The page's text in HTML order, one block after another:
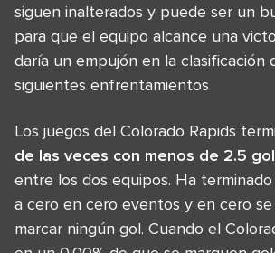
siguen inalterados y puede ser un
para que el equipo alcance una
daría un empujón en la clasificación
siguientes enfrentamientos
Los juegos del Colorado Rapids
de las veces con menos de 2.5
entre los dos equipos. Ha
a cero en cero eventos y en cero
marcar ningún gol. Cuando el